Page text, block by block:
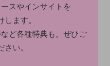
スやインサイトを
ます。
ど各種特典も。ぜひご
い。